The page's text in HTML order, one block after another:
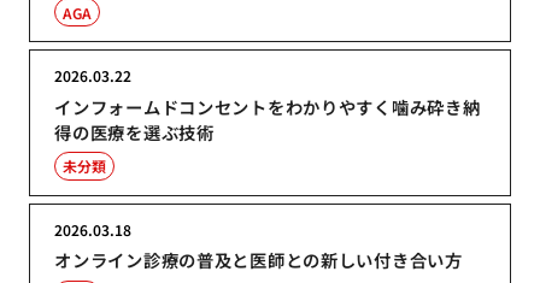
AGA
インフォームドコンセントをわかりやすく噛み砕き納
得の医療を選ぶ技術
2026.03.22
未分類
オンライン診療の普及と医師との新しい付き合い方
2026.03.18